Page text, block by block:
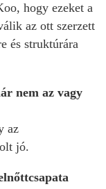
hogy ezeket a
az ott szerzett
és struktúrára
nem az vagy
az
jó.